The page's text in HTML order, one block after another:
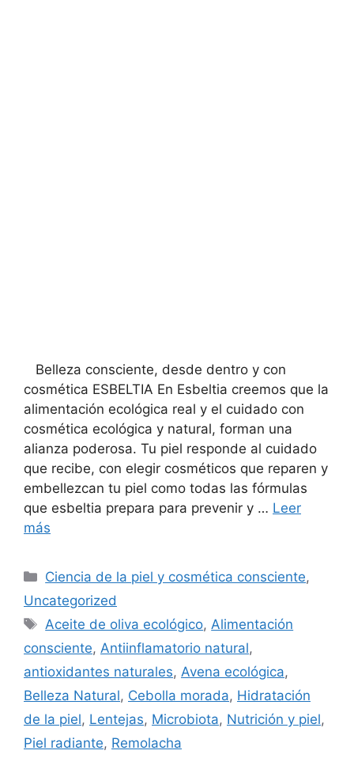
Belleza consciente, desde dentro y con
cosmética ESBELTIA En Esbeltia creemos que la
alimentación ecológica real y el cuidado con
cosmética ecológica y natural, forman una
alianza poderosa. Tu piel responde al cuidado
que recibe, con elegir cosméticos que reparen y
embellezcan tu piel como todas las fórmulas
que esbeltia prepara para prevenir y … Leer
más
Ciencia de la piel y cosmética consciente,
Uncategorized
Aceite de oliva ecológico,Alimentación
consciente, Antiinflamatorio natural,
antioxidantes naturales, Avena ecológica,
Belleza Natural, Cebolla morada, Hidratación
de la piel, Lentejas, Microbiota, Nutrición y piel,
Piel radiante, Remolacha